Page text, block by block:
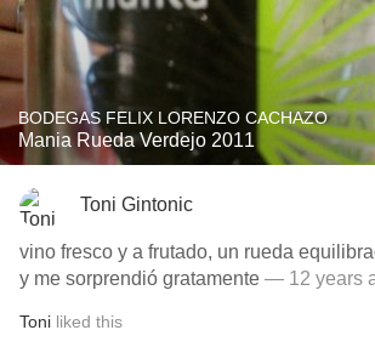
BODEGAS FELIX LORENZO CACHAZO
Mania Rueda Verdejo 2011
Toni Gintonic
vino fresco y a frutado, un rueda equilibrado q no conocía
y me sorprendió gratamente — 12 years
Toni liked this